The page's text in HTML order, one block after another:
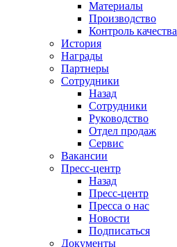
Материалы
Производство
Контроль качества
История
Награды
Партнеры
Сотрудники
Назад
Сотрудники
Руководство
Отдел продаж
Сервис
Вакансии
Пресс-центр
Назад
Пресс-центр
Пресса о нас
Новости
Подписаться
Документы